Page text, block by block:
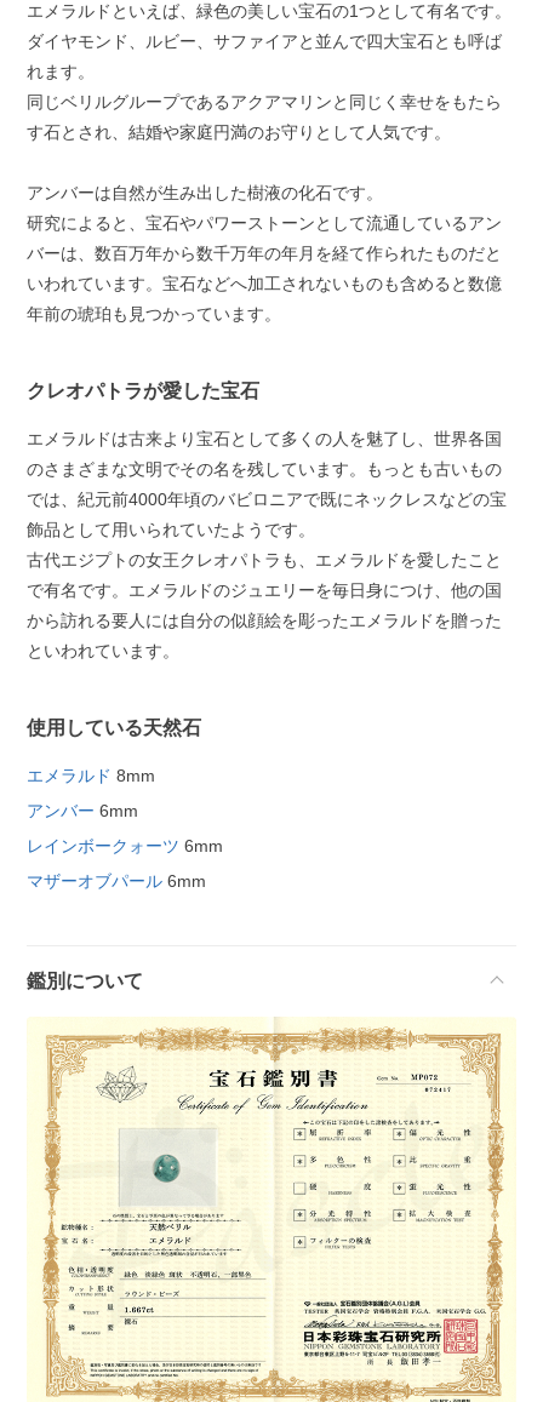
エメラルドといえば、緑色の美しい宝石の1つとして有名です。
ダイヤモンド、ルビー、サファイアと並んで四大宝石とも呼ば
れます。
同じベリルグループであるアクアマリンと同じく幸せをもたら
す石とされ、結婚や家庭円満のお守りとして人気です。
アンバーは自然が生み出した樹液の化石です。
研究によると、宝石やパワーストーンとして流通しているアン
バーは、数百万年から数千万年の年月を経て作られたものだと
いわれています。宝石などへ加工されないものも含めると数億
年前の琥珀も見つかっています。
クレオパトラが愛した宝石
エメラルドは古来より宝石として多くの人を魅了し、世界各国
のさまざまな文明でその名を残しています。もっとも古いもの
では、紀元前4000年頃のバビロニアで既にネックレスなどの宝
飾品として用いられていたようです。
古代エジプトの女王クレオパトラも、エメラルドを愛したこと
で有名です。エメラルドのジュエリーを毎日身につけ、他の国
から訪れる要人には自分の似顔絵を彫ったエメラルドを贈った
といわれています。
使用している天然石
エメラルド 8mm
アンバー 6mm
レインボークォーツ 6mm
マザーオブパール 6mm
鑑別について